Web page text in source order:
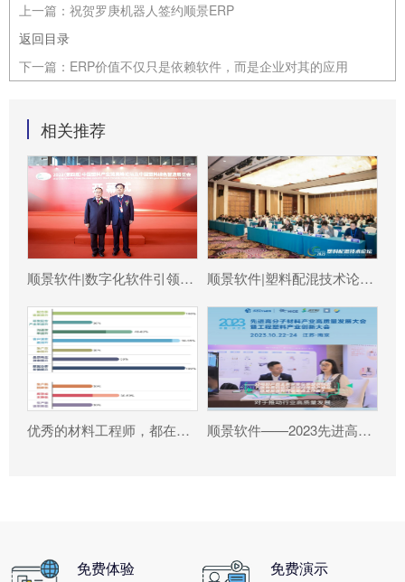
上一篇： 祝贺罗庚机器人签约顺景ERP
返回目录
下一篇： ERP价值不仅只是依赖软件，而是企业对其的应用
相关推荐
顺景软件|数字化软件引领新材料产业绿色智造新篇章 顺景软件|塑料配混技术论坛上展示数字化的力量
优秀的材料工程师，都在跟这个新朋友打交道! 顺景软件——2023先进高分子材料产业高质量发展大会暨工程塑料产业创新大会
免费体验 免费演示